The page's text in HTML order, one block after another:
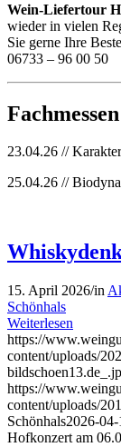
Wein-Liefertour
wieder in vielen
Sie gerne Ihre
06733 – 96 00 50
23.04.26 //
25.04.26 //
15. April 2026/in
Schönhals
Weiterlesen
https://
content/uploads/
https://
content/uploads/
Schönhals2026-
Hofkonzert am